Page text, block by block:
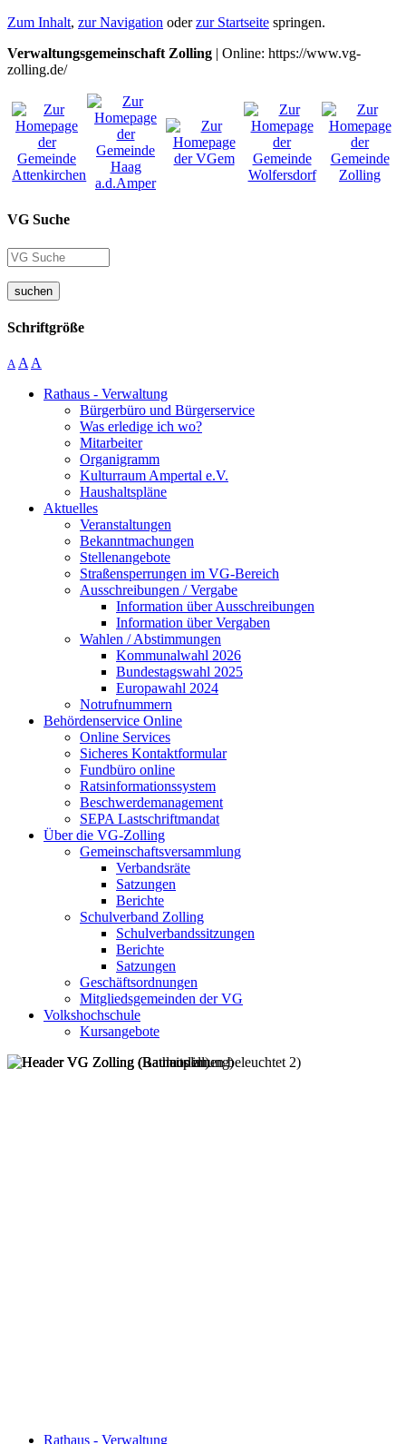
Zum Inhalt, zur Navigation oderzur Startseite springen.
Verwaltungsgemeinschaft Zolling | Online: https://www.vg-
zolling.de/
VG Suche
suchen
Schriftgröße
A A A
Rathaus - Verwaltung
Bürgerbüro und Bürgerservice
Was erledige ich wo?
Mitarbeiter
Organigramm
Kulturraum Ampertal e.V.
Haushaltspläne
Aktuelles
Veranstaltungen
Bekanntmachungen
Stellenangebote
Straßensperrungen im VG-Bereich
Ausschreibungen / Vergabe
Information über Ausschreibungen
Information über Vergaben
Wahlen / Abstimmungen
Kommunalwahl 2026
Bundestagswahl 2025
Europawahl 2024
Notrufnummern
Behördenservice Online
Online Services
Sicheres Kontaktformular
Fundbüro online
Ratsinformationssystem
Beschwerdemanagement
SEPA Lastschriftmandat
Über die VG-Zolling
Gemeinschaftsversammlung
Verbandsräte
Satzungen
Berichte
Schulverband Zolling
Schulverbandssitzungen
Berichte
Satzungen
Geschäftsordnungen
Mitgliedsgemeinden der VG
Volkshochschule
Kursangebote
Rathaus - Verwaltung